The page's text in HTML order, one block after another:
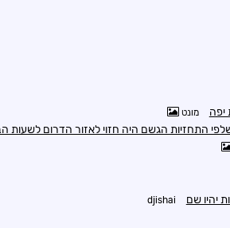
מונט
התחזיות הגשם היה חזוי לאזור הדרום לשעות
יהיו שם djishai